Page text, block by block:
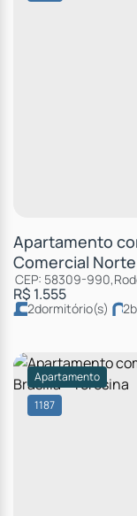
Apartamento
Comercial
R$ 1.555
CEP: 58309-990,
2dormitório(s) 2
1187
Apartamento